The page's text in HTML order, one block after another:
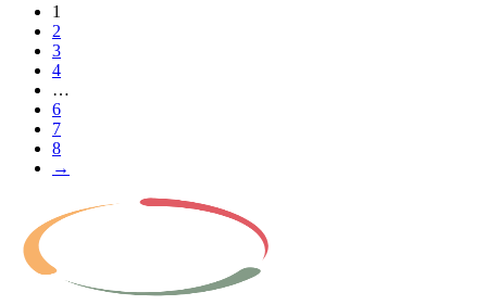
1
2
3
4
…
6
7
8
→